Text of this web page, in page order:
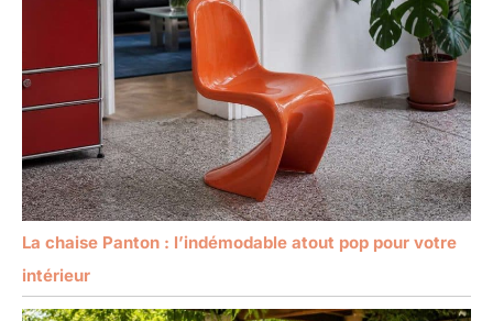
La chaise Panton : l’indémodable atout pop pour votre
intérieur